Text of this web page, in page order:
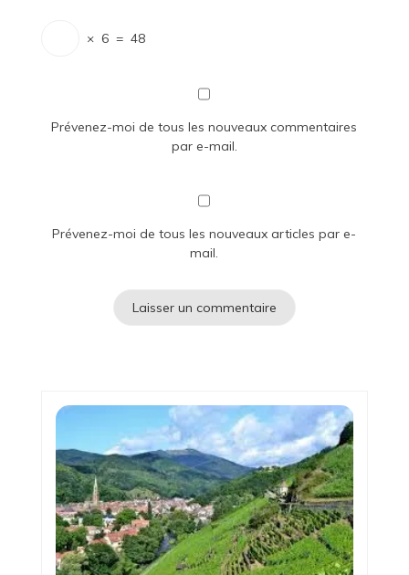
× 6 = 48
Prévenez-moi de tous les nouveaux commentaires
par e-mail.
Prévenez-moi de tous les nouveaux articles par e-
mail.